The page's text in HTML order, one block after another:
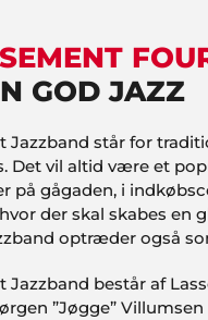
GOD JAZZ
Jazzband står for
Det vil altid være et
på gågaden, i
der skal skabes
optræder også
Jazzband består af
”Jøgge”